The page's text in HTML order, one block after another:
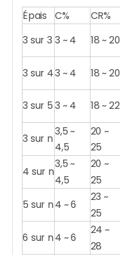
Épais C% CR%
3 sur 3 3 ~ 4 18 ~ 20
3 sur 43 ~ 4 18 ~ 20
3 sur 53 ~ 4 18 ~ 22
3 sur n
3,5 ~
4,5
20 ~
25
4 sur n
3,5 ~
4,5
20 ~
25
5 sur n4 ~ 6
23 ~
25
6 sur n4 ~ 6
24 ~
28